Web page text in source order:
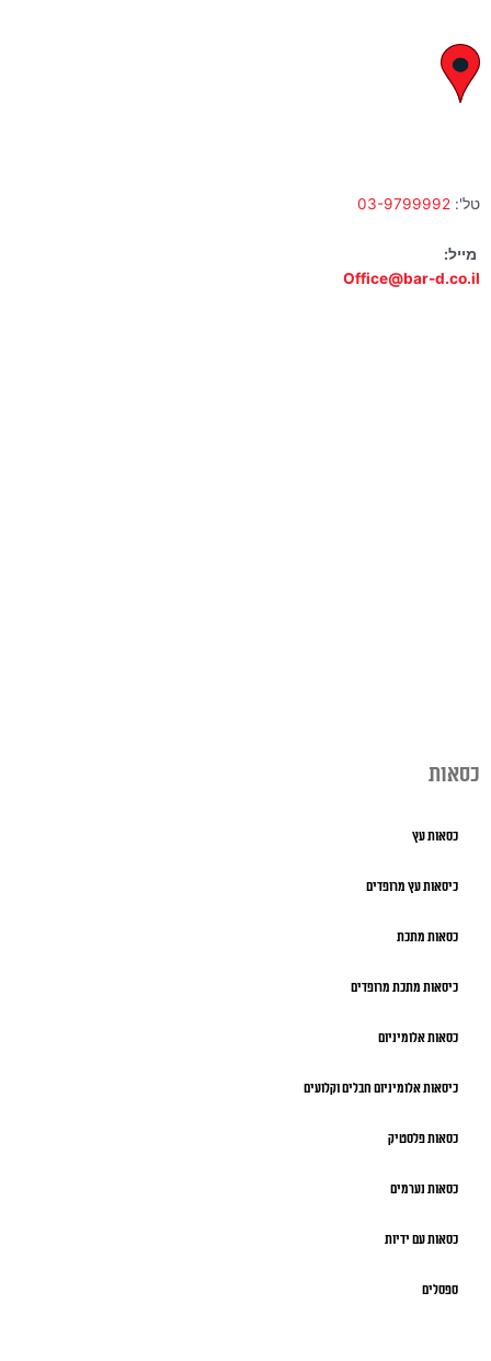
טל': 03-9799992
מייל:
Office@bar-d.co.il
כסאות
כסאות עץ
כיסאות עץ מרופדים
כסאות מתכת
כיסאות מתכת מרופדים
כסאות אלומיניום
כיסאות אלומיניום חבלים וקלועים
כסאות פלסטיק
כסאות נערמים
כסאות עם ידיות
ספסלים